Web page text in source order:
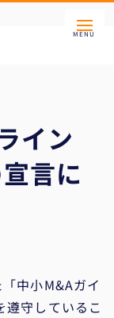
イン
言に
中小M&Aガイ
遵守しているこ